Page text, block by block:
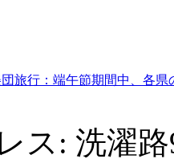
ス: 洗濯